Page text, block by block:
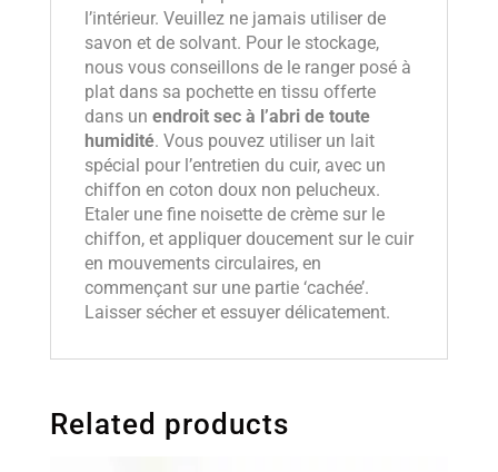
l’intérieur. Veuillez ne jamais utiliser de
savon et de solvant. Pour le stockage,
nous vous conseillons de le ranger posé à
plat dans sa pochette en tissu offerte
dans un endroit sec à l’abri de toute
humidité. Vous pouvez utiliser un lait
spécial pour l’entretien du cuir, avec un
chiffon en coton doux non pelucheux.
Etaler une fine noisette de crème sur le
chiffon, et appliquer doucement sur le cuir
en mouvements circulaires, en
commençant sur une partie ‘cachée’.
Laisser sécher et essuyer délicatement.
Related products